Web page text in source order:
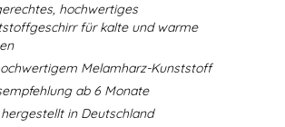
hochwertiges
für kalte und warme
Melamharz-Kunststoff
ab 6 Monate
hergestellt in Deutschland